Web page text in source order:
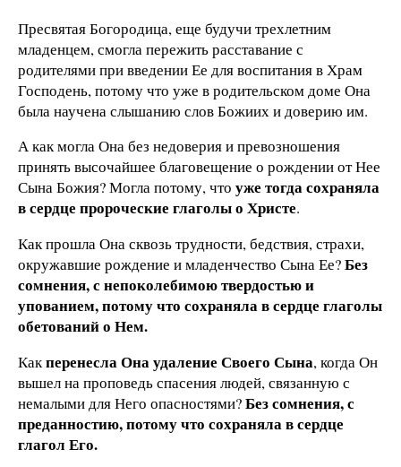
Пресвятая Богородица, еще будучи трехлетним
младенцем, смогла пережить расставание с
родителями при введении Ее для воспитания в Храм
Господень, потому что уже в родительском доме Она
была научена слышанию слов Божиих и доверию им.
А как могла Она без недоверия и превозношения
принять высочайшее благовещение о рождении от Нее
Сына Божия? Могла потому, что уже тогда сохраняла
в сердце пророческие глаголы о Христе.
Как прошла Она сквозь трудности, бедствия, страхи,
окружавшие рождение и младенчество Сына Ее?Без
сомнения, с непоколебимою твердостью и
упованием, потому что сохраняла в сердце глаголы
обетований о Нем.
Какперенесла Она удаление Своего Сына, когда Он
вышел на проповедь спасения людей, связанную с
немалыми для Него опасностями?Без сомнения, с
преданностию, потому что сохраняла в сердце
глагол Его.